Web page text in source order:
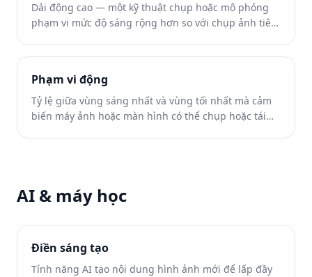
Dải động cao — một kỹ thuật chụp hoặc mô phỏng
phạm vi mức độ sáng rộng hơn so với chụp ảnh tiêu
Phạm vi động
Tỷ lệ giữa vùng sáng nhất và vùng tối nhất mà cảm
biến máy ảnh hoặc màn hình có thể chụp hoặc tái
AI & máy học
Điền sáng tạo
Tính năng AI tạo nội dung hình ảnh mới để lấp đầy